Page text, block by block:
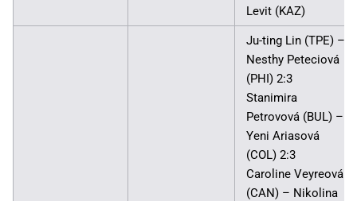
Levit (KAZ)
Ju-ting Lin (TPE) –
Nesthy Peteciová
(PHI) 2:3
Stanimira
Petrovová (BUL) –
Yeni Ariasová
(COL) 2:3
Caroline Veyreová
(CAN) – Nikolina